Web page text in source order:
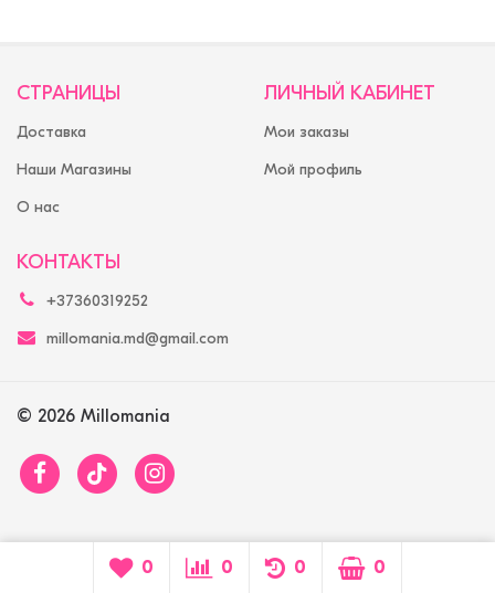
СТРАНИЦЫ
Доставка
Наши Магазины
О нас
ЛИЧНЫЙ КАБИНЕТ
Мои заказы
Мой профиль
КОНТАКТЫ
+37360319252
millomania.md@gmail.com
© 2026 Millomania
0 0 0 0